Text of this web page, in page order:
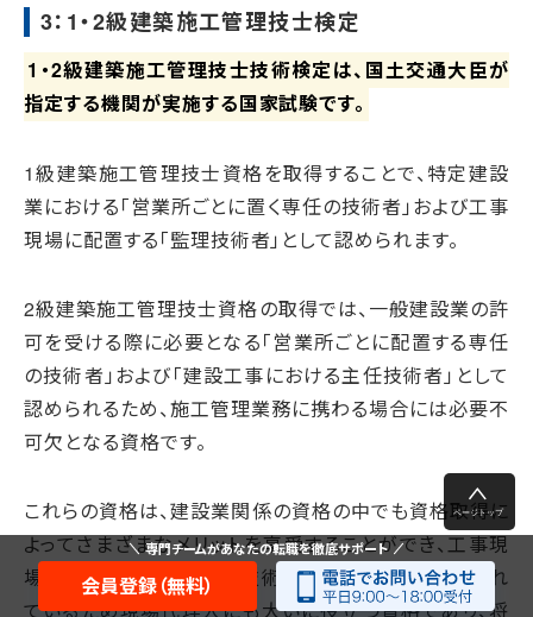
3：1・2級建築施工管理技士検定
1・2級建築施工管理技士技術検定は、国土交通大臣が
指定する機関が実施する国家試験です。
1級建築施工管理技士資格を取得することで、特定建設
業における「営業所ごとに置く専任の技術者」および工事
現場に配置する「監理技術者」として認められます。
2級建築施工管理技士資格の取得では、一般建設業の許
可を受ける際に必要となる「営業所ごとに配置する専任
の技術者」および「建設工事における主任技術者」として
認められるため、施工管理業務に携わる場合には必要不
可欠となる資格です。
これらの資格は、建設業関係の資格の中でも資格取得に
よってさまざまなメリットを享受することができ、工事現
場における施工管理上の技術責任者として高く評価され
ているため現場代理人にも大いに役立つ資格であり、将
専門チームがあなたの転職を徹底サポート
会員登録（無料）